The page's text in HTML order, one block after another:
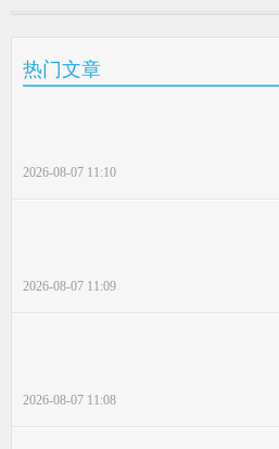
热门文章
2026-08-07 11:10
2026-08-07 11:09
2026-08-07 11:08